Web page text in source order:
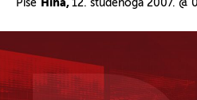
Piše Hina, 12. studenoga 2007. @